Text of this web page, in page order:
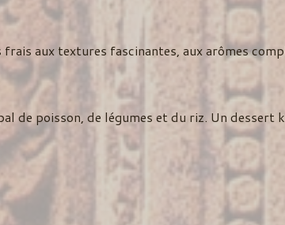
aux textures fascinantes, aux arômes
de poisson, de légumes et du riz. Un dessert